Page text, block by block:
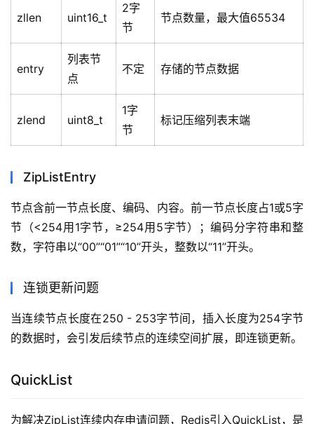
zllen uint16_t
2字
节
节点数量，最大值65534
entry
列表节
点
不定 存储的节点数据
zlend uint8_t
1字
节
标记压缩列表末端
ZipListEntry
节点含前一节点长度、编码、内容。前一节点长度占1或5字
节（<254用1字节，≥254用5字节）；编码分字符串和整
数，字符串以“00”“01”“10”开头，整数以“11”开头。
连锁更新问题
当连续节点长度在250 - 253字节间，插入长度为254字节
的数据时，会引发后续节点的连续空间扩展，即连锁更新。
QuickList
为解决ZipList连续内存申请问题，Redis引入QuickList，是